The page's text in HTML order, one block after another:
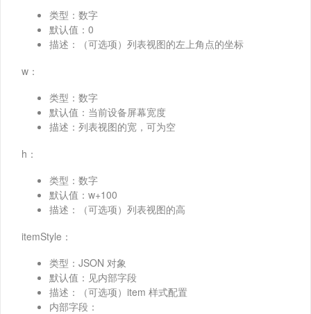
类型：数字
默认值：0
描述：（可选项）列表视图的左上角点的坐标
w：
类型：数字
默认值：当前设备屏幕宽度
描述：列表视图的宽，可为空
h：
类型：数字
默认值：w+100
描述：（可选项）列表视图的高
itemStyle：
类型：JSON 对象
默认值：见内部字段
描述：（可选项）item 样式配置
内部字段：